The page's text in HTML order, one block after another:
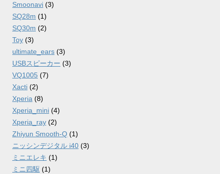
Smoonavi (3)
SQ28m (1)
SQ30m (2)
Toy (3)
ultimate_ears (3)
USBスピーカー (3)
VQ1005 (7)
Xacti (2)
Xperia (8)
Xperia_mini (4)
Xperia_ray (2)
Zhiyun Smooth-Q (1)
ニッシンデジタル i40 (3)
ミニエレキ (1)
ミニ四駆 (1)